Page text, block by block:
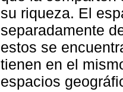
su riqueza. El
separadamente
estos se
tienen en el
espacios